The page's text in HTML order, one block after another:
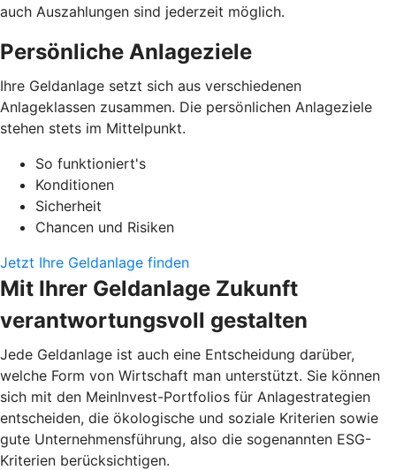
auch Auszahlungen sind jederzeit möglich.
Persönliche Anlageziele
Ihre Geldanlage setzt sich aus verschiedenen
Anlageklassen zusammen. Die persönlichen Anlageziele
stehen stets im Mittelpunkt.
So funktioniert's
Konditionen
Sicherheit
Chancen und Risiken
Jetzt Ihre Geldanlage finden
Mit Ihrer Geldanlage Zukunft
verantwortungsvoll gestalten
Jede Geldanlage ist auch eine Entscheidung darüber,
welche Form von Wirtschaft man unterstützt. Sie können
sich mit den MeinInvest-Portfolios für Anlagestrategien
entscheiden, die ökologische und soziale Kriterien sowie
gute Unternehmensführung, also die sogenannten ESG-
Kriterien berücksichtigen.